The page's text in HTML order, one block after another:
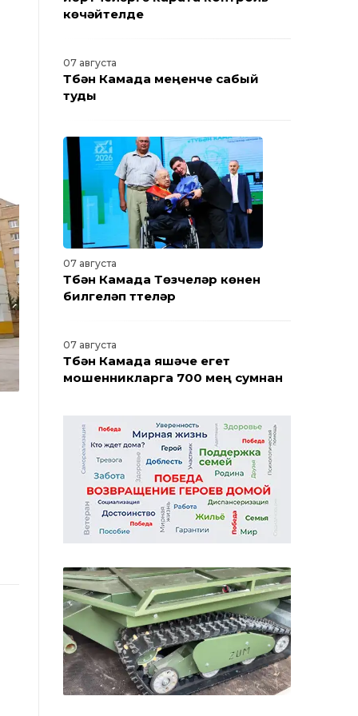
көчәйтелде
07 августа
Түбән Камада меңенче сабый
туды
07 августа
Түбән Камада Төзүчеләр көнен
билгеләп үттеләр
07 августа
Түбән Камада яшәүче егет
мошенникларга 700 мең сумнан
07 августа
2027 елга кадәр яңарту: Түбән
Камада Нефтехимиклар паркын
реконструкцияләү башланды
06 августа
ремонтның беренче этабы тәмам